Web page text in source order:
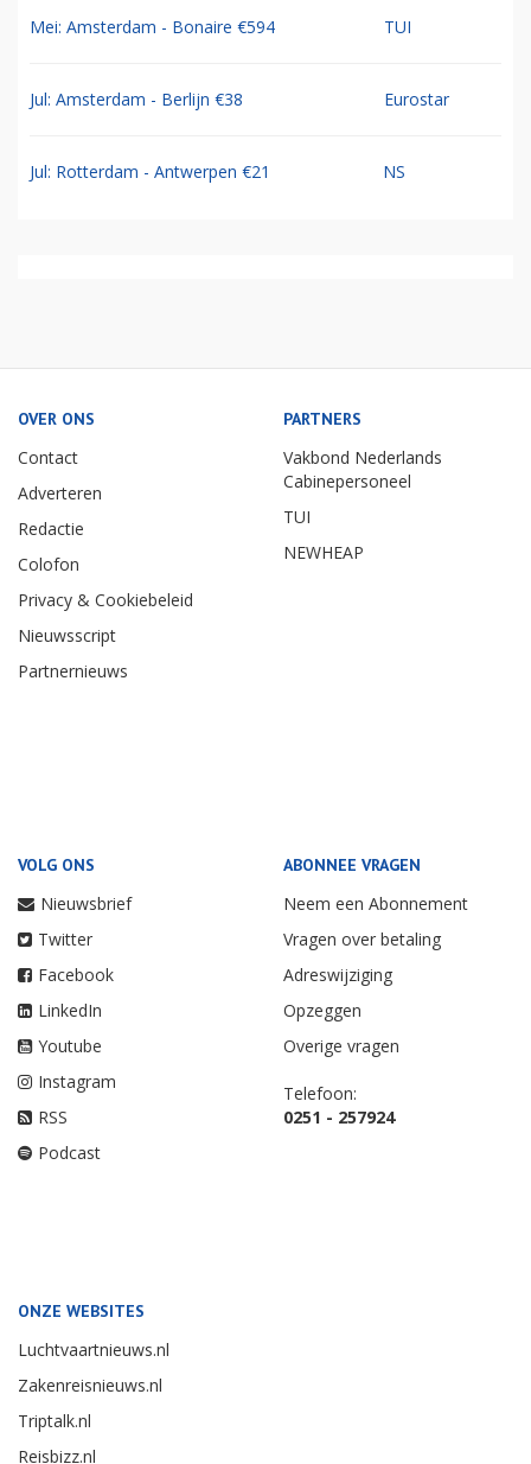
Mei: Amsterdam - Bonaire €594 TUI
Jul: Amsterdam - Berlijn €38 Eurostar
Jul: Rotterdam - Antwerpen €21 NS
OVER ONS
Contact
Adverteren
Redactie
Colofon
Privacy & Cookiebeleid
Nieuwsscript
Partnernieuws
PARTNERS
Vakbond Nederlands
Cabinepersoneel
TUI
NEWHEAP
VOLG ONS
Nieuwsbrief
Twitter
Facebook
LinkedIn
Youtube
Instagram
RSS
Podcast
ABONNEE VRAGEN
Neem een Abonnement
Vragen over betaling
Adreswijziging
Opzeggen
Overige vragen
Telefoon:
0251 - 257924
ONZE WEBSITES
Luchtvaartnieuws.nl
Zakenreisnieuws.nl
Triptalk.nl
Reisbizz.nl